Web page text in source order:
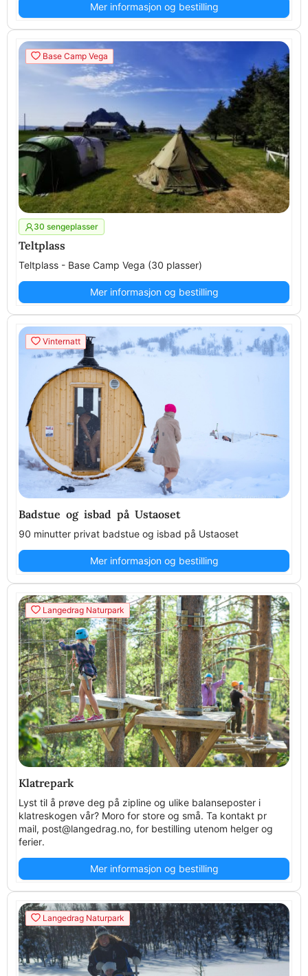
Mer informasjon og bestilling
Base Camp Vega
30 sengeplasser
Teltplass
Teltplass - Base Camp Vega (30 plasser)
Mer informasjon og bestilling
Vinternatt
Badstue og isbad på Ustaoset
90 minutter privat badstue og isbad på Ustaoset
Mer informasjon og bestilling
Langedrag Naturpark
Klatrepark
Lyst til å prøve deg på zipline og ulike balanseposter i
klatreskogen vår? Moro for store og små. Ta kontakt pr
mail, post@langedrag.no, for bestilling utenom helger og
ferier.
Mer informasjon og bestilling
Langedrag Naturpark